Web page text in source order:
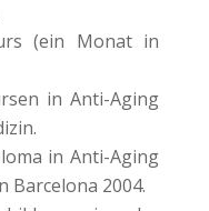
(ein Monat in
in Anti-Aging
in Anti-Aging
Barcelona 2004.